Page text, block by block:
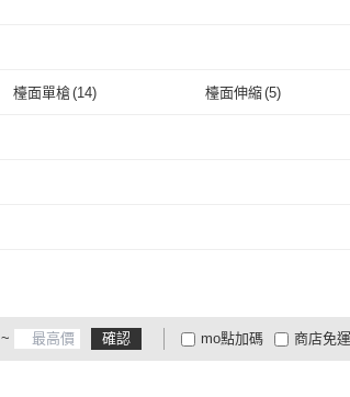
檯面單槍(14) 檯面伸縮(5)
取消
~ 確認 mo點加碼
大家電安心配
大家
商店免